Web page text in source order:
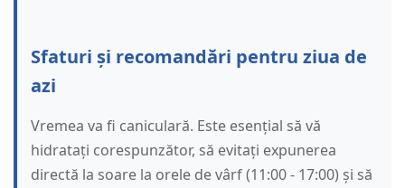
Sfaturi și recomandări pentru ziua de
azi
Vremea va fi caniculară. Este esențial să vă
hidratați corespunzător, să evitați expunerea
directă la soare la orele de vârf (11:00 - 17:00) și să